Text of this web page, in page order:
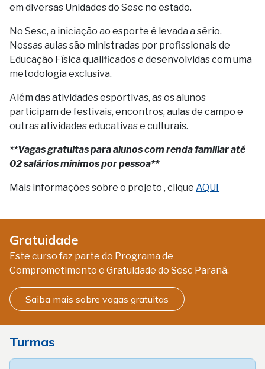
em diversas Unidades do Sesc no estado.
No Sesc, a iniciação ao esporte é levada a sério.
Nossas aulas são ministradas por profissionais de
Educação Física qualificados e desenvolvidas com uma
metodologia exclusiva.
Além das atividades esportivas, as os alunos
participam de festivais, encontros, aulas de campo e
outras atividades educativas e culturais.
**Vagas gratuitas para alunos com renda familiar até
02 salários mínimos por pessoa**
Mais informações sobre o projeto , clique AQUI
Gratuidade
Este curso faz parte do Programa de
Comprometimento e Gratuidade do Sesc Paraná.
Saiba mais sobre vagas gratuitas
Turmas